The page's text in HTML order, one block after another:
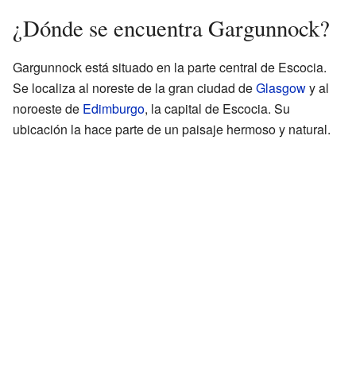
¿Dónde se encuentra Gargunnock?
Gargunnock está situado en la parte central de Escocia.
Se localiza al noreste de la gran ciudad deGlasgowy al
noroeste de Edimburgo, la capital de Escocia. Su
ubicación la hace parte de un paisaje hermoso y natural.